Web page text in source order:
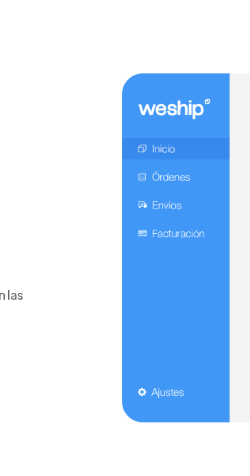
las